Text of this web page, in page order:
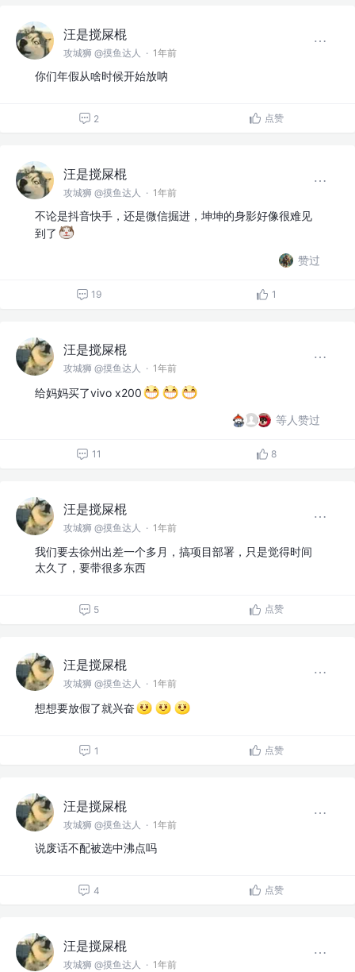
汪是搅屎棍
攻城狮 @摸鱼达人 · 1年前
你们年假从啥时候开始放呐
2 点赞
汪是搅屎棍
攻城狮 @摸鱼达人 · 1年前
不论是抖音快手，还是微信掘进，坤坤的身影好像很难见
到了
赞过
19 1
汪是搅屎棍
攻城狮 @摸鱼达人 · 1年前
给妈妈买了vivo x200
等人赞过
11 8
汪是搅屎棍
攻城狮 @摸鱼达人 · 1年前
我们要去徐州出差一个多月，搞项目部署，只是觉得时间
太久了，要带很多东西
5 点赞
汪是搅屎棍
攻城狮 @摸鱼达人 · 1年前
想想要放假了就兴奋
1 点赞
汪是搅屎棍
攻城狮 @摸鱼达人 · 1年前
说废话不配被选中沸点吗
4 点赞
汪是搅屎棍
攻城狮 @摸鱼达人 · 1年前